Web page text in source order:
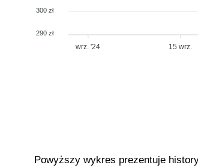
300 zł
290 zł
wrz. '24 15 wrz.
Powyższy wykres prezentuje